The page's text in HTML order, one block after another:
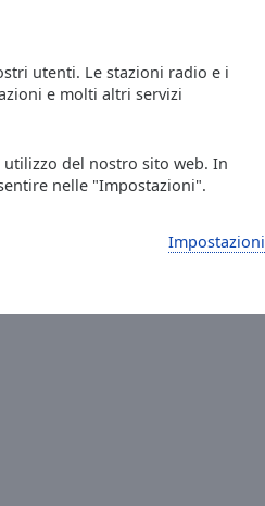
utenti. Le stazioni radio e i
e molti altri servizi
utilizzo del nostro sito web. In
nelle "Impostazioni".
Impostazioni